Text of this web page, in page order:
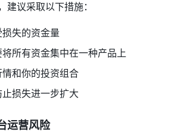
建议采取以下措施：
失的资金量
所有资金集中在一种产品上
和你的投资组合
损失进一步扩大
运营风险